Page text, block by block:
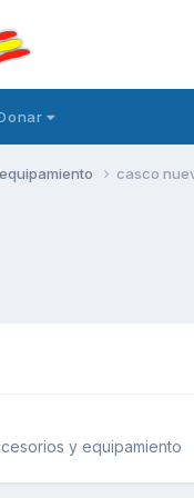
casco
y equipamiento